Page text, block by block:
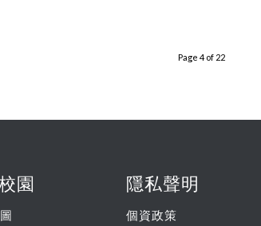
Page 4 of 22
園 隱私聲明
個資政策